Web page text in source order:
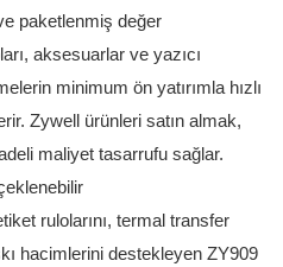
paketlenmiş değer
aksesuarlar ve yazıcı
minimum ön yatırımla hızlı
Zywell ürünleri satın almak,
maliyet tasarrufu sağlar.
rulolarını, termal transfer
hacimlerini destekleyen ZY909